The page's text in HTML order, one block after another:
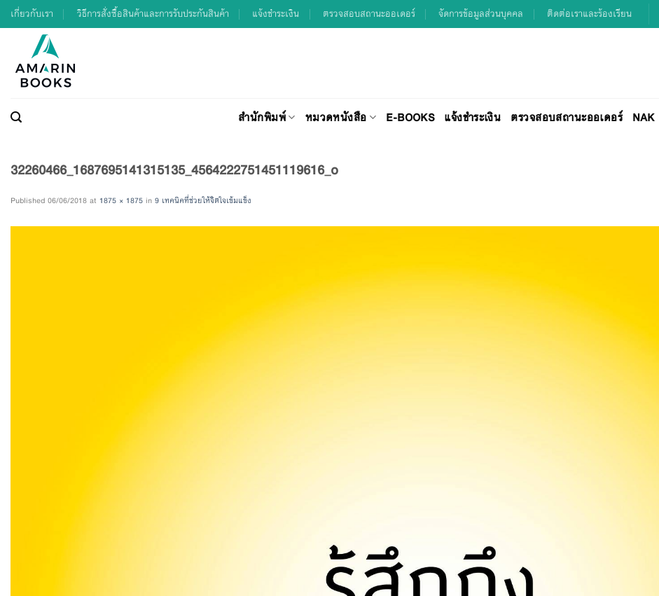
Skip
to
เกี่ยวกับเรา วิธีการสั่งซื้อสินค้าและการรับประกันสินค้า แจ้งชำระเงิน ตรวจสอบสถานะออเดอร์ จัดการข้อมูลส่วนบุคคล ติดต่อเราและร้องเรียน
สำนักพิมพ์ หมวดหนังสือ E-BOOKS แจ้งชำระเงิน ตรวจสอบสถานะออเดอร์ NAK
32260466_1687695141315135_4564222751451119616_o
Published 06/06/2018 at 1875 × 1875 in 9 เทคนิคที่ช่วยให้จิตใจเข้มแข็ง